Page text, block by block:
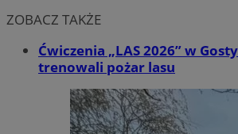
ZOBACZ TAKŻE
Ćwiczenia „LAS 2026” w
trenowali pożar lasu